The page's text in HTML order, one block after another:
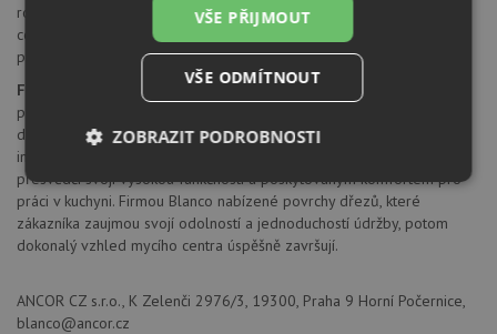
rozměr spodní skříňky: 30 cm
celkový objem nádoby: 19 l
počet nádob: 1 (1 x 19 l)
Firma Blanco
patří k předním výrobcům kompletních mycích center
prvotřídní kvality. Vzájemně navazující komponenty, od inovativních
dřezů, přes perfektně přizpůsobené směšovací baterie, až po
inteligentně řešené košové systémy třídění kuchyňského odpadu,
přesvědčí svojí vysokou funkčností a poskytovaným komfortem pro
práci v kuchyni. Firmou Blanco nabízené povrchy dřezů, které
zákazníka zaujmou svojí odolností a jednoduchostí údržby, potom
dokonalý vzhled mycího centra úspěšně završují.
ANCOR CZ s.r.o., K Zelenči 2976/3, 19300, Praha 9 Horní Počernice,
blanco@ancor.cz
VŠE PŘIJMOUT
VŠE ODMÍTNOUT
ZOBRAZIT PODROBNOSTI
Nezbytně
nutné
soubory
Výkonové
soubory
Soubory
cílení
Funkční soubory
Nezařazené